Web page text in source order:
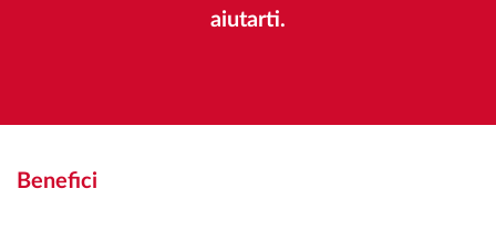
aiutarti.
Benefici